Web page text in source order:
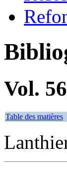
Vol.
Table des matières